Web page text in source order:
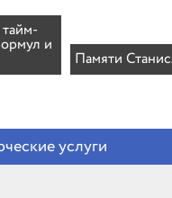
и
Памяти
услуги